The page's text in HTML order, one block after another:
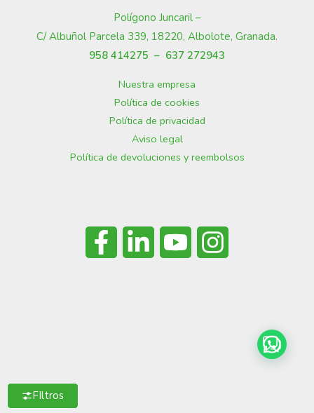
FIltros
Polígono Juncaril –
C/ Albuñol Parcela 339, 18220, Albolote, Granada.
958 414275 – 637 272943
Nuestra empresa
Política de cookies
Política de privacidad
Aviso legal
Política de devoluciones y reembolsos